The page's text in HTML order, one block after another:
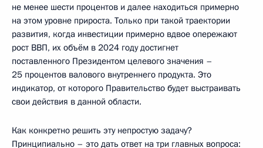
не менее шести процентов и далее находиться примерно
на этом уровне прироста. Только при такой траектории
развития, когда инвестиции примерно вдвое опережают
рост ВВП, их объём в 2024 году достигнет
поставленного Президентом целевого значения –
25 процентов валового внутреннего продукта. Это
индикатор, от которого Правительство будет выстраивать
свои действия в данной области.
Как конкретно решить эту непростую задачу?
Принципиально – это дать ответ на три главных вопроса: